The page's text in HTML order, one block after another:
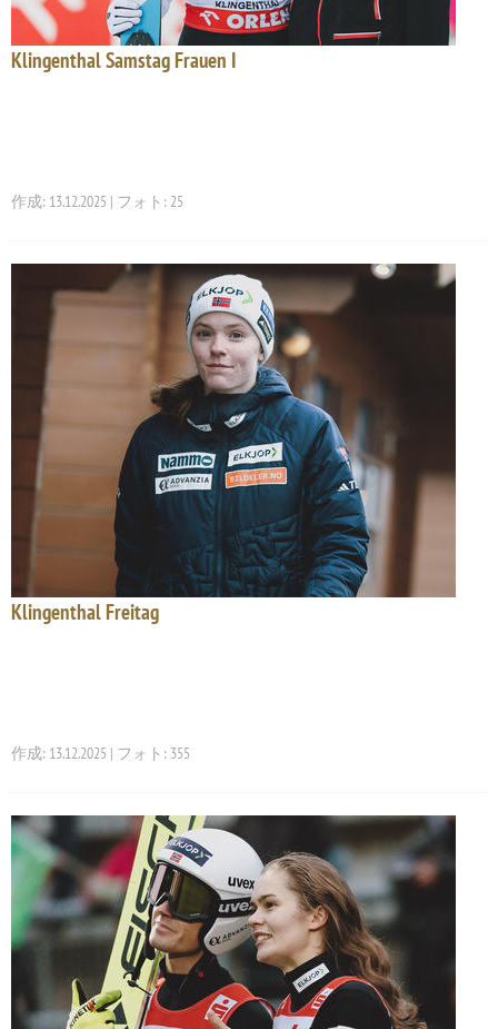
Klingenthal Samstag Frauen I
作成: 13.12.2025 | フォト: 25
Klingenthal Freitag
作成: 13.12.2025 | フォト: 355